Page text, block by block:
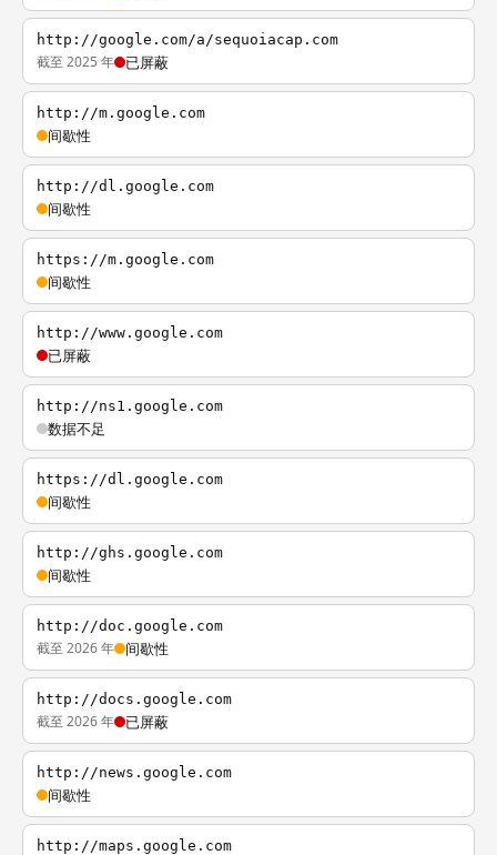
http://google.com/a/sequoiacap.com
截至 2025 年 已屏蔽
http://m.google.com
间歇性
http://dl.google.com
间歇性
https://m.google.com
间歇性
http://www.google.com
已屏蔽
http://ns1.google.com
数据不足
https://dl.google.com
间歇性
http://ghs.google.com
间歇性
http://doc.google.com
截至 2026 年 间歇性
http://docs.google.com
截至 2026 年 已屏蔽
http://news.google.com
间歇性
http://maps.google.com